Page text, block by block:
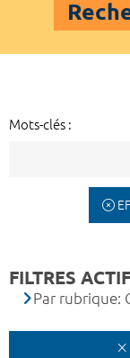
Mots-clés :
FILTRES
Par rubrique: